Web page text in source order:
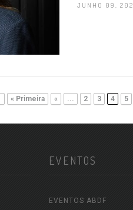
JUNHO 09,
« Primeira « ... 2 3 4 5
EVENTOS
EVENTOS ABDF